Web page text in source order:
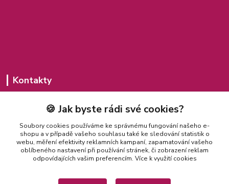
Kontakty
775 435 591
(Po-Pá, 8-20 hod.)
misajakubcova@seznam.cz
🍪 Jak byste rádi své cookies?
Soubory cookies používáme ke správnému fungování našeho e-
shopu a v případě vašeho souhlasu také ke sledování statistik o
webu, měření efektivity reklamních kampaní, zapamatování vašeho
oblíbeného nastavení při používání stránek, či zobrazení reklam
odpovídajících vašim preferencím. Více k využití cookies